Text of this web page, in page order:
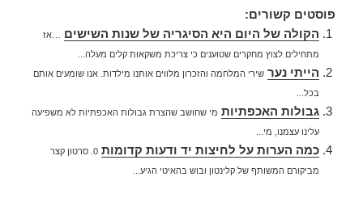
פוסטים קשורים:
הקולה של היום היא הסיגריה של שנות השישים
…אז
מתחילים לצוץ מחקרים שטוענים כי צריכת משקאות קלים מעלה...
הייתי נער שירי המלחמה והזכרון מלווים אותנו מילדות. אנו שומעים אותם
בכל...
גבולות האכפתיות מי שחושב שהצרת גבולות האכפתיות לא משפיעה
עלינו עצמנו, מי...
כמה הערות על לחיצות יד ודעות קדומות
0. סרטון קצר
מביקורם המשותף של קלינטון ובוש בהאיטי הגיע...